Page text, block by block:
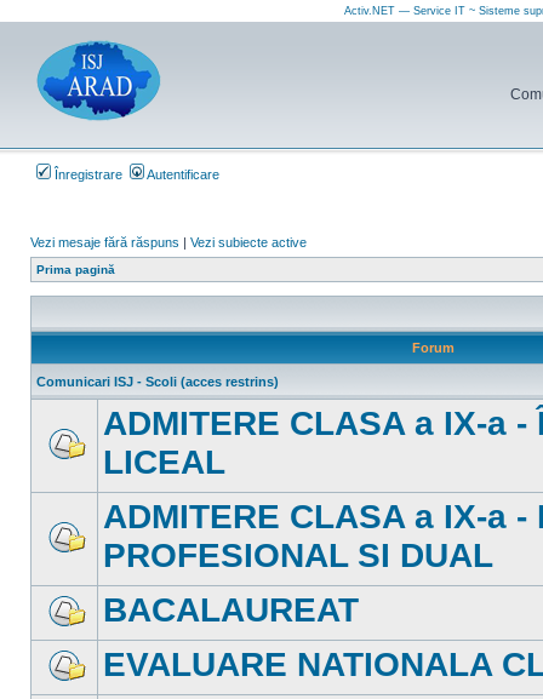
Activ.NET — Service IT ~ Sisteme
Înregistrare Autentificare
Vezi mesaje fără răspuns | Vezi subiecte active
Prima pagină
Forum
Comunicari ISJ - Scoli (acces restrins)
mesaje
necitite
ADMITERE CLASA a IX-a -
LICEAL
mesaje
necitite
ADMITERE CLASA a IX-a -
PROFESIONAL SI DUAL
mesaje
necitite
BACALAUREAT
EVALUARE NATIONALA